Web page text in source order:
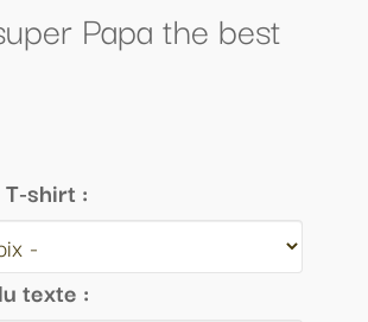
Papa the best
shirt :
texte :